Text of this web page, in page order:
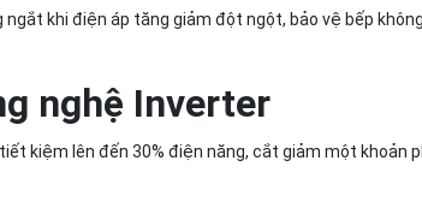
khi điện áp tăng giảm đột ngột, bảo vệ bếp
nghệ Inverter
kiệm lên đến 30% điện năng, cắt giảm một khoản